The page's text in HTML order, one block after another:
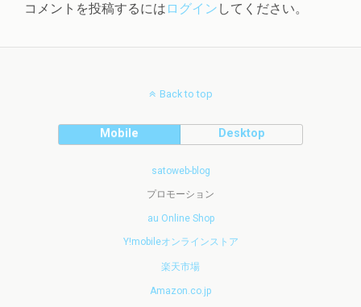
コメントを投稿するには ログイン してください。
Back to top
Mobile Desktop
satoweb-blog
プロモーション
au Online Shop
Y!mobileオンラインストア
楽天市場
Amazon.co.jp